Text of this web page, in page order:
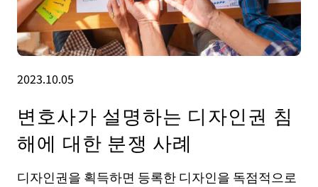
2023.10.05
변호사가 설명하는 디자인권 침
해에 대한 분쟁 사례
디자인권을 획득하면 등록한 디자인을 독점적으로